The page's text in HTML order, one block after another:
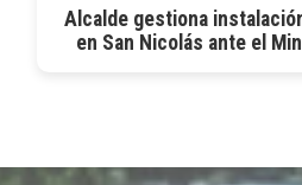
Alcalde gestiona
en San Nicolás ante el